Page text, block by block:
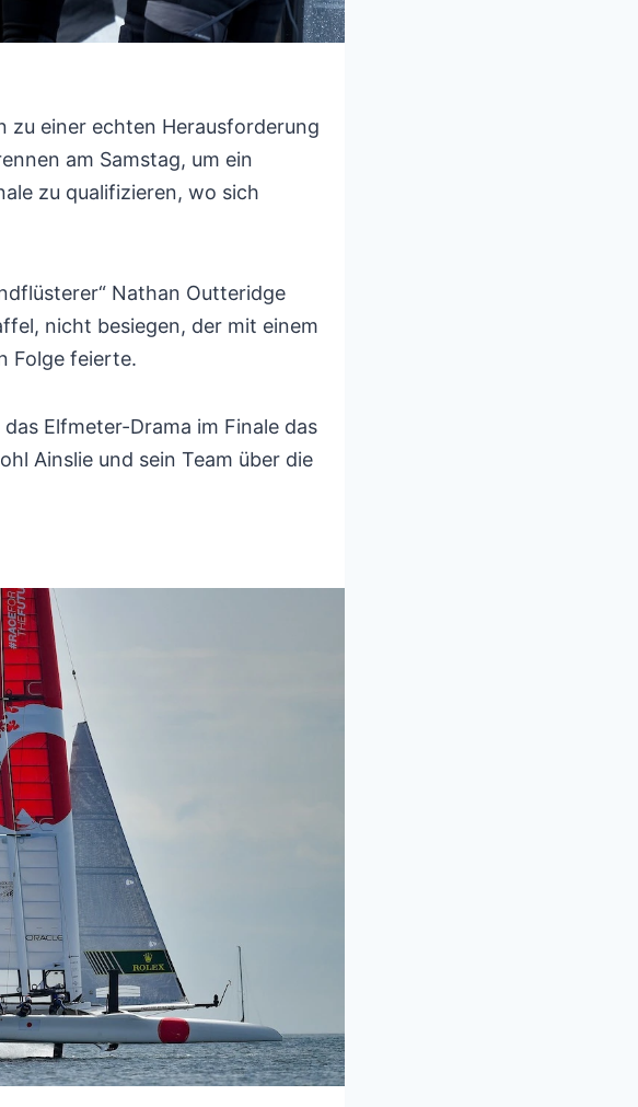
zu einer echten Herausforderung
am Samstag, um ein
zu qualifizieren, wo sich
Nathan Outteridge
nicht besiegen, der mit einem
Folge feierte.
Elfmeter-Drama im Finale das
Ainslie und sein Team über die